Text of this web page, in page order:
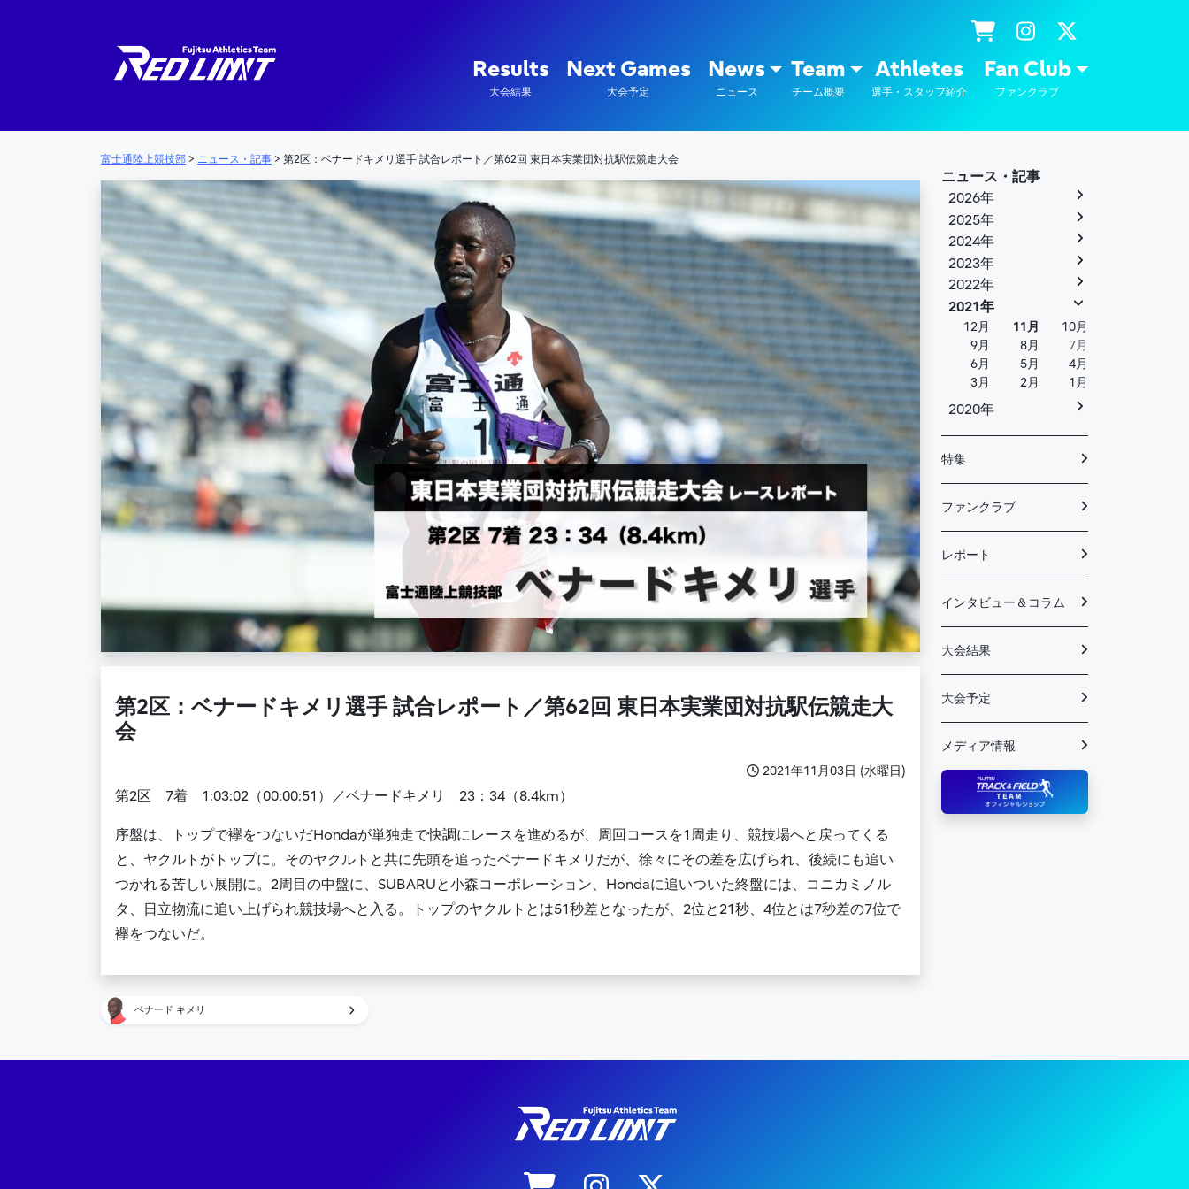
メインナビゲーション
Results
大会結果
Next Games
大会予定
News
ニュース
Team
チーム概要
Athletes
選手・スタッフ紹介
Fan Club
ファンクラブ
富士通陸上競技部 > ニュース・記事 > 第2区：ベナードキメリ選手 試合レポート／第62回 東日本実業団対抗駅伝競走大会
第2区：ベナードキメリ選手 試合レポート／第62回 東日本実業団対抗駅伝競走大
会
2021年11月03日 (水曜日)
第2区 7着 1:03:02（00:00:51）／ベナードキメリ 23：34（8.4km）
序盤は、トップで襷をつないだHondaが単独走で快調にレースを進めるが、周回コースを1周走り、競技場へと戻ってくる
と、ヤクルトがトップに。そのヤクルトと共に先頭を追ったベナードキメリだが、徐々にその差を広げられ、後続にも追い
つかれる苦しい展開に。2周目の中盤に、SUBARUと小森コーポレーション、Hondaに追いついた終盤には、コニカミノル
タ、日立物流に追い上げられ競技場へと入る。トップのヤクルトとは51秒差となったが、2位と21秒、4位とは7秒差の7位で
襷をつないだ。
ベナード キメリ
ニュース・記事
2026年
2025年
2024年
2023年
2022年
2021年
12月 11月
10月
9月
8月
7月
6月
5月
4月
3月
2月 1月
2020年
特集
ファンクラブ
レポート
インタビュー＆コラム
大会結果
大会予定
メディア情報